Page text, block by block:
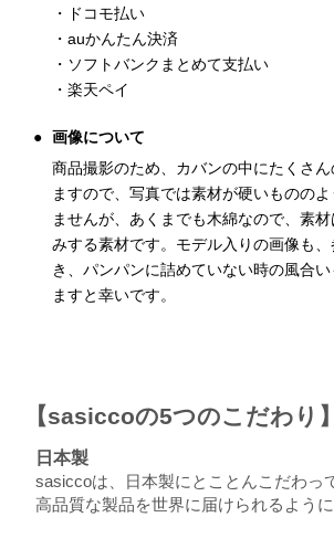
・ドコモ払い
・auかんたん決済
・ソフトバンクまとめて支払い
・楽天ペイ
画像について
商品撮影のため、カバンの中にたくさ
ますので、写真では素材が硬いものの
ませんが、あくまでも木綿なので、素
みする素材です。モデル入りの画像も
き、パンパンに詰めていない時の風合
ますと幸いです。
【sasiccoの5つのこだわり】
日本製
sasiccoは、日本製にとことんこだわっ
高品質な製品を世界に届けられるように